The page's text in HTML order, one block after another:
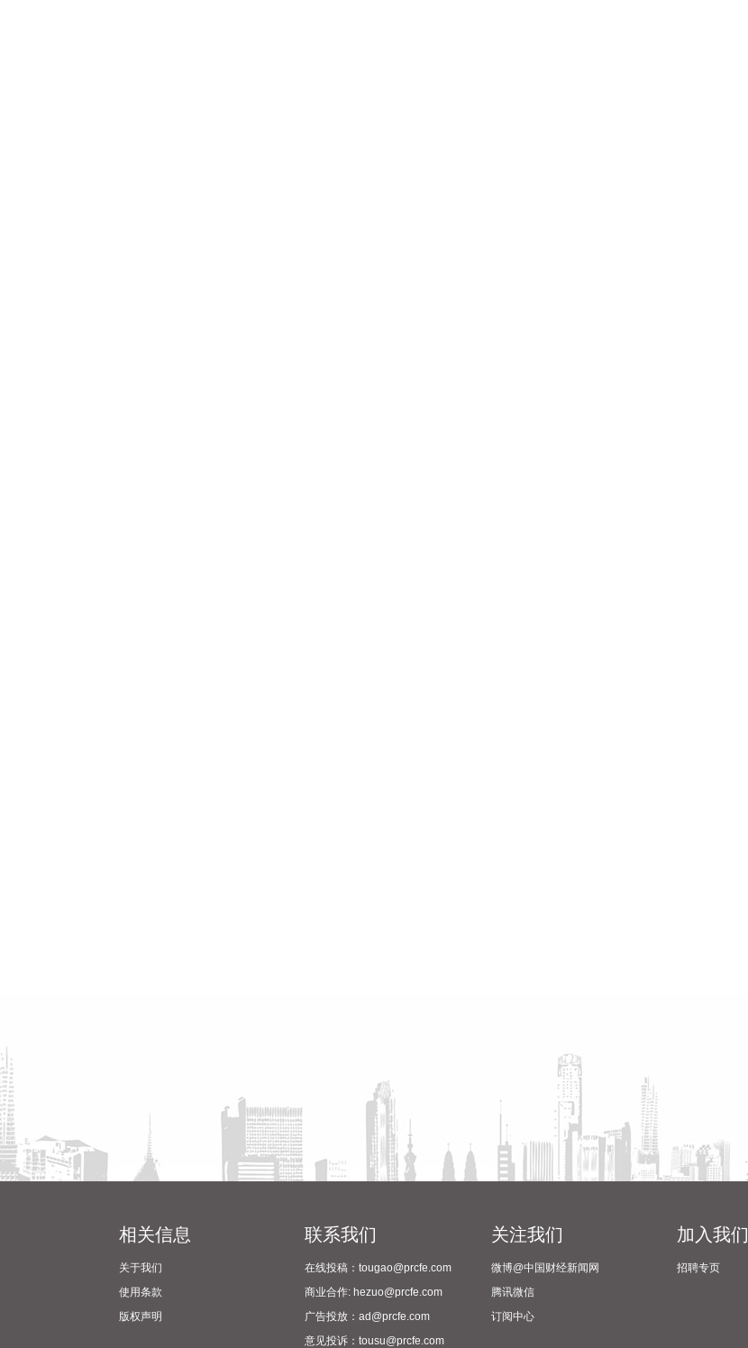
相关信息
关于我们
使用条款
版权声明
联系我们
在线投稿：tougao@prcfe.com
商业合作: hezuo@prcfe.com
广告投放：ad@prcfe.com
意见投诉：tousu@prcfe.com
关注我们
微博@中国财经新闻网
腾讯微信
订阅中心
加入我们
招聘专页